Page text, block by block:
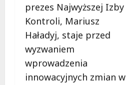
prezes Najwyższej Izby
Kontroli, Mariusz
Haładyj, staje przed
wyzwaniem
wprowadzenia
innowacyjnych zmian w